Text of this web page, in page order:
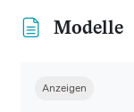
Modelle
Anzeigen